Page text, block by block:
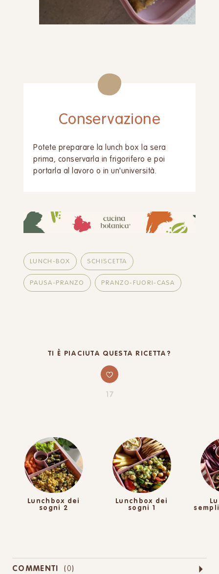
Conservazione
Potete preparare la lunch box la sera
prima, conservarla in frigorifero e poi
portarla al lavoro o in un'università.
LUNCH-BOX SCHISCETTA
PAUSA-PRANZO PRANZO-FUORI-CASA
TI È PIACIUTA QUESTA RICETTA?
17
Lunchbox dei
sogni 2
Lunchbox dei
sogni 1
COMMENTI (0)